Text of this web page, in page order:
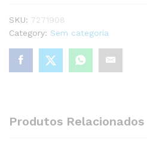
AT
quantity
SKU: 7271908
Category: Sem categoria
Produtos Relacionados